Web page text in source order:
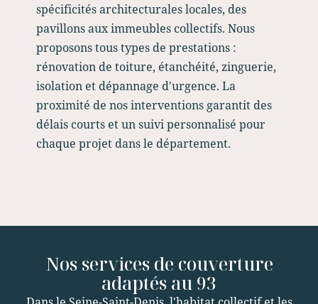
spécificités architecturales locales, des
pavillons aux immeubles collectifs. Nous
proposons tous types de prestations :
rénovation de toiture, étanchéité, zinguerie,
isolation et dépannage d'urgence. La
proximité de nos interventions garantit des
délais courts et un suivi personnalisé pour
chaque projet dans le département.
Nos services de couverture
adaptés au 93